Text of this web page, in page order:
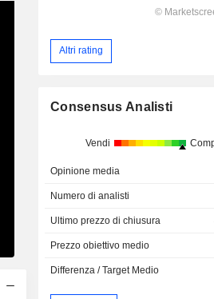
Altri rating
Consensus Analisti
Vendi
Opinione media
Numero di analisti
Ultimo prezzo di chiusura
Prezzo obiettivo medio
Differenza / Target Medio